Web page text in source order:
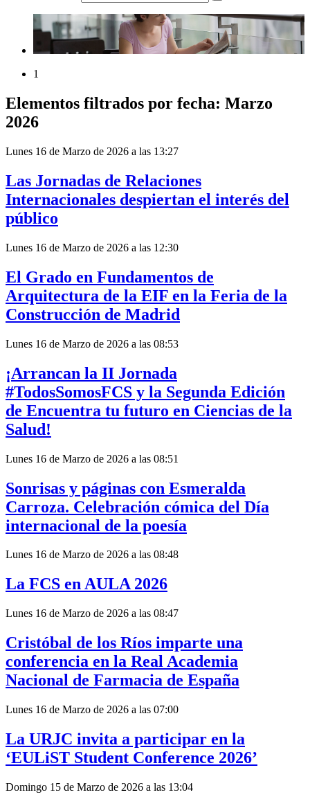
1
Elementos filtrados por fecha: Marzo
2026
Lunes 16 de Marzo de 2026 a las 13:27
Las Jornadas de Relaciones
Internacionales despiertan el interés del
público
Lunes 16 de Marzo de 2026 a las 12:30
El Grado en Fundamentos de
Arquitectura de la EIF en la Feria de la
Construcción de Madrid
Lunes 16 de Marzo de 2026 a las 08:53
¡Arrancan la II Jornada
#TodosSomosFCS y la Segunda Edición
de Encuentra tu futuro en Ciencias de la
Salud!
Lunes 16 de Marzo de 2026 a las 08:51
Sonrisas y páginas con Esmeralda
Carroza. Celebración cómica del Día
internacional de la poesía
Lunes 16 de Marzo de 2026 a las 08:48
La FCS en AULA 2026
Lunes 16 de Marzo de 2026 a las 08:47
Cristóbal de los Ríos imparte una
conferencia en la Real Academia
Nacional de Farmacia de España
Lunes 16 de Marzo de 2026 a las 07:00
La URJC invita a participar en la
‘EULiST Student Conference 2026’
Domingo 15 de Marzo de 2026 a las 13:04